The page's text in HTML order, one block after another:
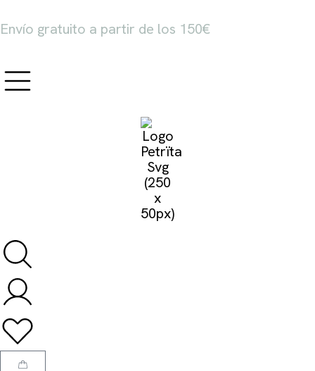
Envío gratuito a partir de los 150€